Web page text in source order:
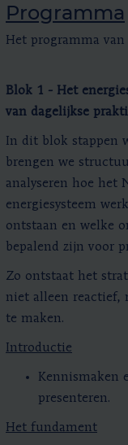
Programma
Het programma
Blok 1 - Het
van dagelijkse
In dit blok stappen
brengen we
analyseren hoe het
energiesysteem
ontstaan en welke
bepalend zijn voor
Zo ontstaat het
niet alleen reactief,
te maken.
Introductie
Kennismaken
presenteren.
Het fundament